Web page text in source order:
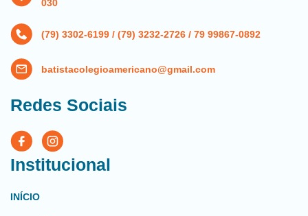
030
(79) 3302-6199 / (79) 3232-2726 / 79 99867-0892
batistacolegioamericano@gmail.com
Redes Sociais
Institucional
INÍCIO